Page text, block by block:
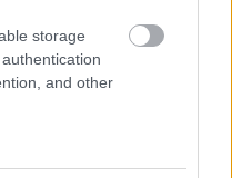
storage
and other